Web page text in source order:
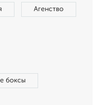
Агенство
боксы